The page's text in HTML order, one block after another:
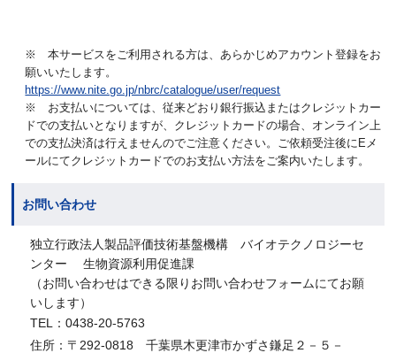
※ 本サービスをご利用される方は、あらかじめアカウント登録をお
願いいたします。
https://www.nite.go.jp/nbrc/catalogue/user/request
※ お支払いについては、従来どおり銀行振込またはクレジットカー
ドでの支払いとなりますが、クレジットカードの場合、オンライン上
での支払決済は行えませんのでご注意ください。ご依頼受注後にEメ
ールにてクレジットカードでのお支払い方法をご案内いたします。
お問い合わせ
独立行政法人製品評価技術基盤機構 バイオテクノロジーセ
ンター 生物資源利用促進課
（お問い合わせはできる限りお問い合わせフォームにてお願
いします）
TEL：0438-20-5763
住所：〒292-0818 千葉県木更津市かずさ鎌足２－５－